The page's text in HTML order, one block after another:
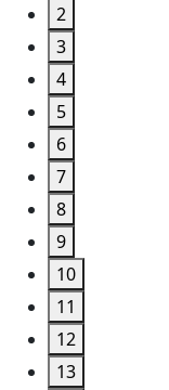
2
3
4
5
6
7
8
9
10
11
12
13